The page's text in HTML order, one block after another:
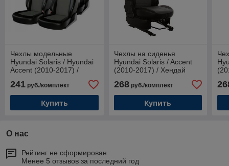
Чехлы модельные
Hyundai Solaris / Hyundai
Accent (2010-2017) /
Хендай Солярис / Хендай
Акцент / Kia Rio / Киа
241 руб./комплект
Купить
Чехлы на сиденья
Hyundai Solaris / Accent
(2010-2017) / Хендай
Солярис / Акцент / Kia Rio
/ Киа Рио
268руб./комплект
Купить
/
О нас
Рейтинг не сформирован
Менее 5 отзывов за последний год